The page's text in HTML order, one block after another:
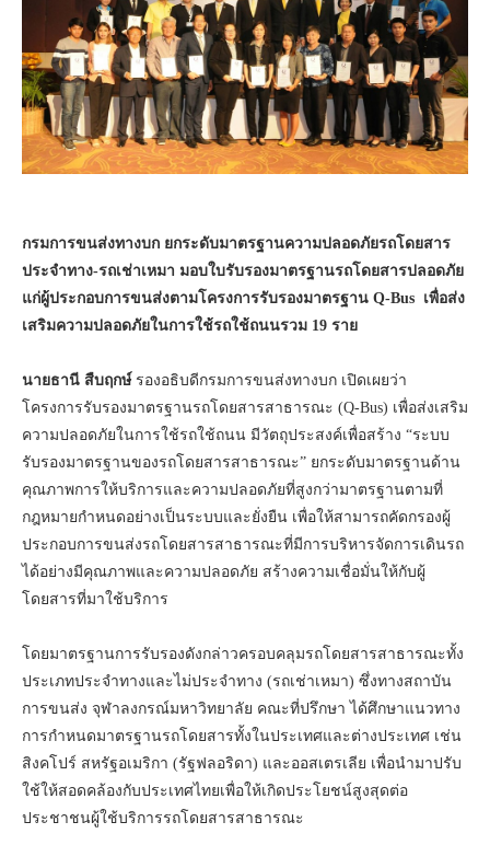
กรมการขนส่งทางบก ยกระดับมาตรฐานความปลอดภัยรถโดยสาร
ประจำทาง-รถเช่าเหมา มอบใบรับรองมาตรฐานรถโดยสารปลอดภัย
แก่ผู้ประกอบการขนส่งตามโครงการรับรองมาตรฐาน Q-Bus เพื่อส่ง
เสริมความปลอดภัยในการใช้รถใช้ถนนรวม 19 ราย
นายธานี สืบฤกษ์รองอธิบดีกรมการขนส่งทางบก เปิดเผยว่า
โครงการรับรองมาตรฐานรถโดยสารสาธารณะ (Q-Bus) เพื่อส่งเสริม
ความปลอดภัยในการใช้รถใช้ถนน มีวัตถุประสงค์เพื่อสร้าง “ระบบ
รับรองมาตรฐานของรถโดยสารสาธารณะ” ยกระดับมาตรฐานด้าน
คุณภาพการให้บริการและความปลอดภัยที่สูงกว่ามาตรฐานตามที่
กฎหมายกำหนดอย่างเป็นระบบและยั่งยืน เพื่อให้สามารถคัดกรองผู้
ประกอบการขนส่งรถโดยสารสาธารณะที่มีการบริหารจัดการเดินรถ
ได้อย่างมีคุณภาพและความปลอดภัย สร้างความเชื่อมั่นให้กับผู้
โดยสารที่มาใช้บริการ
โดยมาตรฐานการรับรองดังกล่าวครอบคลุมรถโดยสารสาธารณะทั้ง
ประเภทประจำทางและไม่ประจำทาง (รถเช่าเหมา) ซึ่งทางสถาบัน
การขนส่ง จุฬาลงกรณ์มหาวิทยาลัย คณะที่ปรึกษา ได้ศึกษาแนวทาง
การกำหนดมาตรฐานรถโดยสารทั้งในประเทศและต่างประเทศ เช่น
สิงคโปร์ สหรัฐอเมริกา (รัฐฟลอริดา) และออสเตรเลีย เพื่อนำมาปรับ
ใช้ให้สอดคล้องกับประเทศไทยเพื่อให้เกิดประโยชน์สูงสุดต่อ
ประชาชนผู้ใช้บริการรถโดยสารสาธารณะ